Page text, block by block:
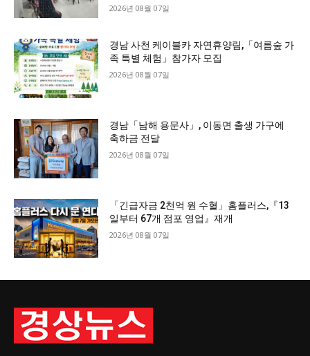
2026년 08월 07일
경남 사천 케이블카 자연휴양림,「여름숲 가
족 특별 체험」참가자 모집
2026년 08월 07일
경남「남해 용문사」, 이동면 출생 가구에
축하금 전달
2026년 08월 07일
「긴급자금 2천억 원 수혈」홈플러스,『13
일부터 67개 점포 영업』재개
2026년 08월 07일